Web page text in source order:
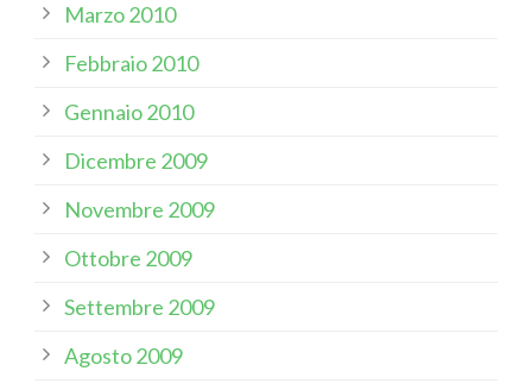
Marzo 2010
Febbraio 2010
Gennaio 2010
Dicembre 2009
Novembre 2009
Ottobre 2009
Settembre 2009
Agosto 2009